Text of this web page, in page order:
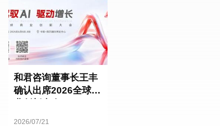
和君咨询董事长王丰
确认出席2026全球商
2026/07/21